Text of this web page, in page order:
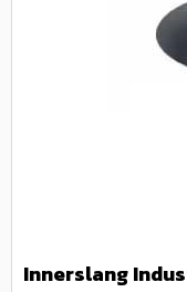
Innerslang